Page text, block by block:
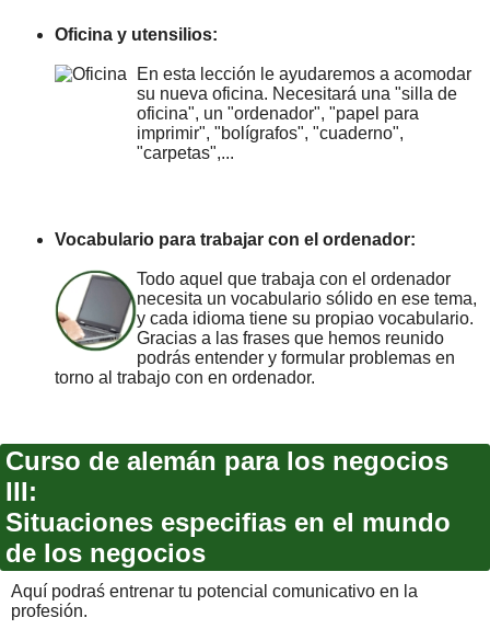
Oficina y utensilios:
En esta lección le ayudaremos a acomodar
su nueva oficina. Necesitará una "silla de
oficina", un "ordenador", "papel para
imprimir", "bolígrafos", "cuaderno",
"carpetas",...
Vocabulario para trabajar con el ordenador:
Todo aquel que trabaja con el ordenador
necesita un vocabulario sólido en ese tema,
y cada idioma tiene su propiao vocabulario.
Gracias a las frases que hemos reunido
podrás entender y formular problemas en
torno al trabajo con en ordenador.
Curso de alemán para los negocios
III:
Situaciones especifias en el mundo
de los negocios
Aquí podraś entrenar tu potencial comunicativo en la
profesión.